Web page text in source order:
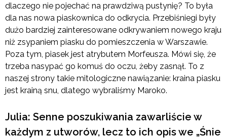
dlaczego nie pojechać na prawdziwą pustynię? To była
dla nas nowa piaskownica do odkrycia. Przebiśniegi były
dużo bardziej zainteresowane odkrywaniem nowego kraju
niż zsypaniem piasku do pomieszczenia w Warszawie.
Poza tym, piasek jest atrybutem Morfeusza. Mówi się, że
trzeba nasypać go komuś do oczu, żeby zasnął. To z
naszej strony takie mitologiczne nawiązanie: kraina piasku
jest krainą snu, dlatego wybraliśmy Maroko.
Julia: Senne poszukiwania zawarliście w
każdym z utworów, lecz to ich opis we „Śnie